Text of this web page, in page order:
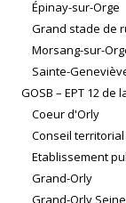
Épinay-sur-Orge
Grand stade de
Morsang-sur-
Sainte-
GOSB – EPT 12 de
Coeur d'Orly
Conseil territorial
Etablissement
Grand-Orly
Grand-Orly